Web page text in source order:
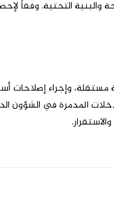
وإجراء إصلاحات
المدمرة في الشؤون